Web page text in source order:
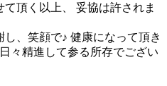
頂く以上、 妥協は許されま
、笑顔で♪ 健康になって頂き
々精進して参る所存でござい